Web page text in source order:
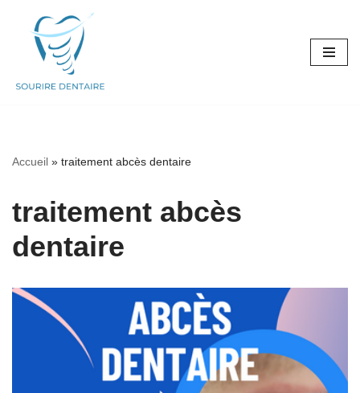
Aller
contenu
Accueil » traitement abcès dentaire
traitement abcès
dentaire